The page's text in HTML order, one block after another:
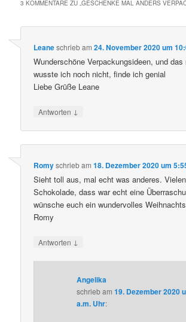
3 KOMMENTARE ZU „GESCHENKE MAL ANDERS
Leaneschriebam24. November 2020 um
Wunderschöne Verpackungsideen, und
wusste ich noch nicht, finde ich genial
Liebe Grüße Leane
Antworten ↓
Romyschriebam18. Dezember 2020 um
Sieht toll aus, mal echt was anderes.
Schokolade, dass war echt eine
wünsche euch ein wundervolles
Romy
Antworten ↓
Angelika
schriebam19. Dezember 2020
a.m. Uhr: